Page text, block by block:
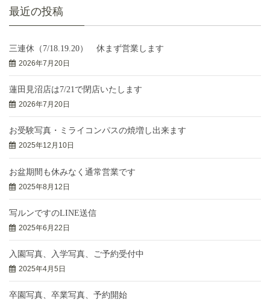
最近の投稿
三連休（7/18.19.20） 休まず営業します
2026年7月20日
蓮田見沼店は7/21で閉店いたします
2026年7月20日
お受験写真・ミライコンパスの焼増し出来ます
2025年12月10日
お盆期間も休みなく通常営業です
2025年8月12日
写ルンですのLINE送信
2025年6月22日
入園写真、入学写真、ご予約受付中
2025年4月5日
卒園写真、卒業写真、予約開始